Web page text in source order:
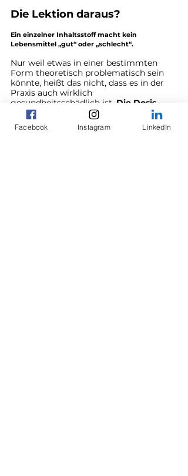
Die Lektion daraus?
Ein einzelner Inhaltsstoff macht kein
Lebensmittel „gut“ oder „schlecht“.
Nur weil etwas in einer bestimmten
Form theoretisch problematisch sein
könnte, heißt das nicht, dass es in der
Praxis auch wirklich
gesundheitsschädlich ist. Die Dosis
und die Zubereitung machen den
Unterschied.
Facebook Instagram LinkedIn